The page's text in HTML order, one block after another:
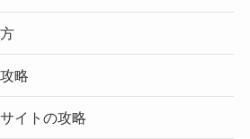
略
イトの攻略